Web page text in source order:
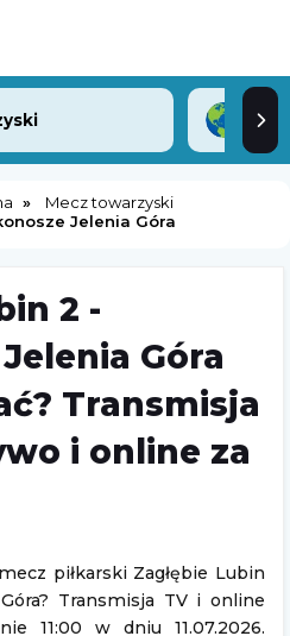
Mecz towarzyski
Jelenia Góra
2 -
Góra
Transmisja
i online za
piłkarski Zagłębie Lubin
Transmisja TV i online
11:00 w dniu 11.07.2026.